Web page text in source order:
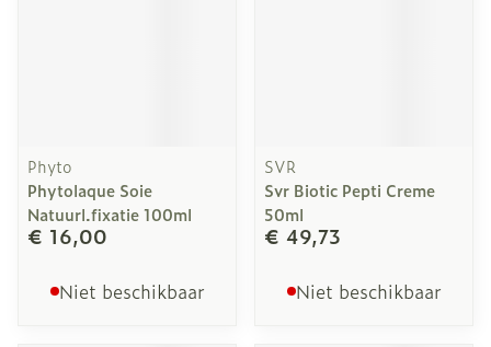
Phyto
Phytolaque Soie
Natuurl.fixatie 100ml
€ 16,00
Niet beschikbaar
SVR
Svr Biotic Pepti Creme
50ml
€ 49,73
Niet beschikbaar